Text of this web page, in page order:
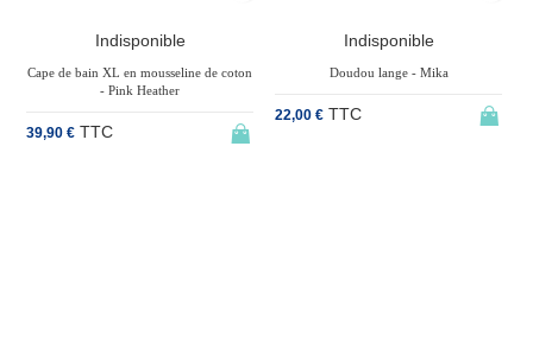
Indisponible
Cape de bain XL en mousseline de coton
- Pink Heather
39,90 € TTC
Indisponible
Doudou lange - Mika
22,00 € TTC